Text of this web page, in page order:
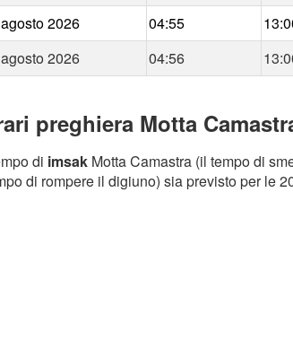
2026
04:55
2026
04:56
preghiera Motta
di imsak Motta Camastra (il tempo di
di rompere il digiuno) sia previsto per le